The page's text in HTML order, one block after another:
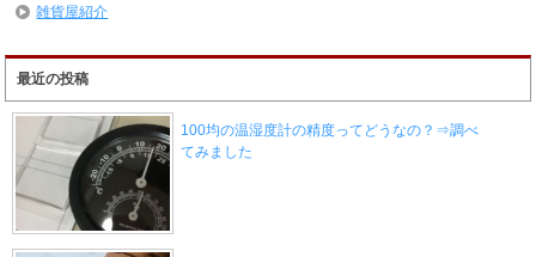
雑貨屋紹介
最近の投稿
100均の温湿度計の精度ってどうなの？⇒調べ
てみました